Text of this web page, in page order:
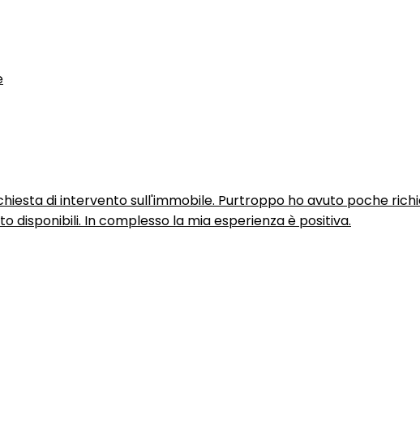
di intervento sull'immobile. Purtroppo ho avuto poche
In complesso la mia esperienza è positiva.